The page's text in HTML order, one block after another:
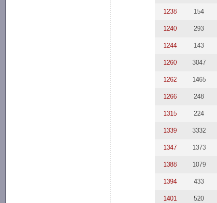
1238 154
1240 293
1244 143
1260 3047
1262 1465
1266 248
1315 224
1339 3332
1347 1373
1388 1079
1394 433
1401 520